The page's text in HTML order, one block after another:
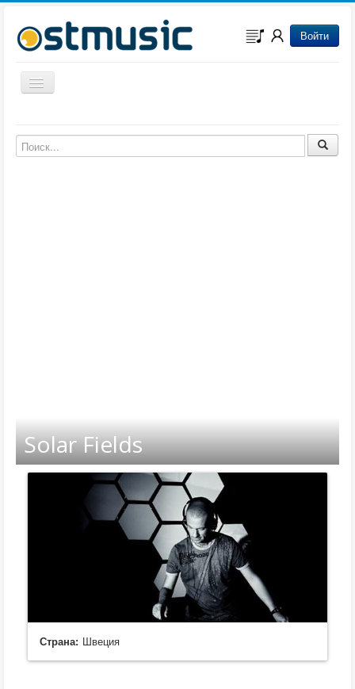
Войти
Включить/выключить навигацию
Музыка из мультфильмов
Музыка из сериалов
Solar Fields
Страна: Швеция